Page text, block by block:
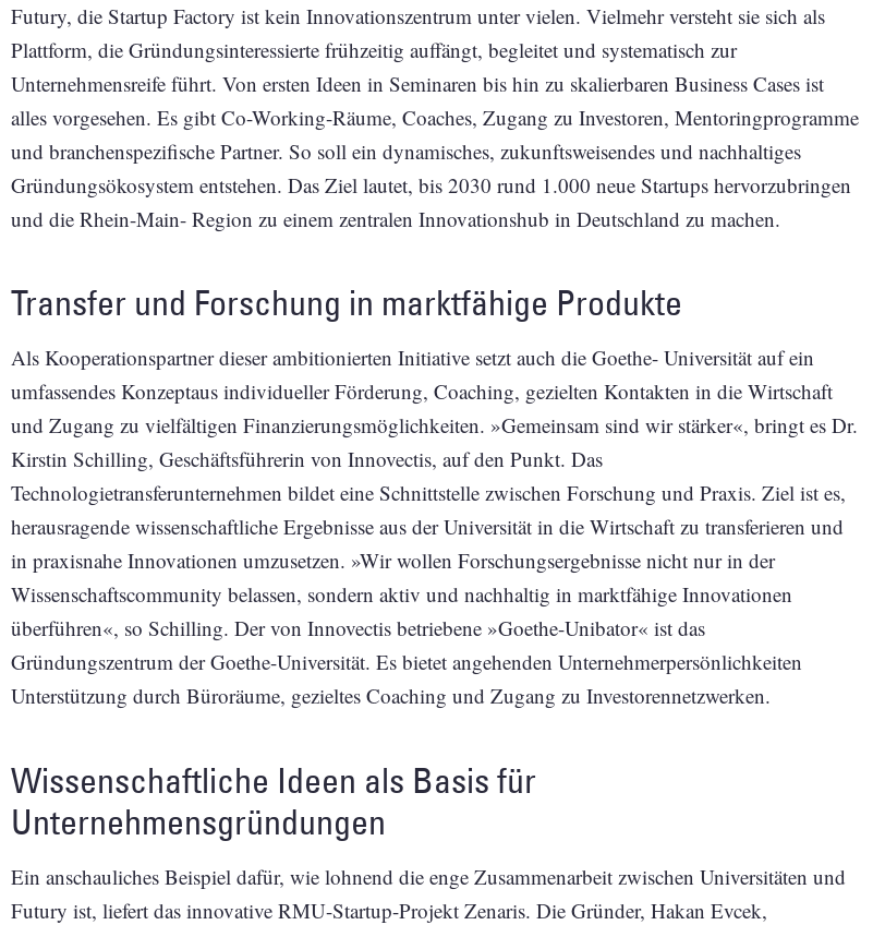
Futury, die Startup Factory ist kein Innovationszentrum unter vielen. Vielmehr versteht sie sich als
Plattform, die Gründungsinteressierte frühzeitig auffängt, begleitet und systematisch zur
Unternehmensreife führt. Von ersten Ideen in Seminaren bis hin zu skalierbaren Business Cases ist
alles vorgesehen. Es gibt Co-Working-Räume, Coaches, Zugang zu Investoren, Mentoringprogramme
und branchenspezifische Partner. So soll ein dynamisches, zukunftsweisendes und nachhaltiges
Gründungsökosystem entstehen. Das Ziel lautet, bis 2030 rund 1.000 neue Startups hervorzubringen
und die Rhein-Main- Region zu einem zentralen Innovationshub in Deutschland zu machen.
Transfer und Forschung in marktfähige Produkte
Als Kooperationspartner dieser ambitionierten Initiative setzt auch die Goethe- Universität auf ein
umfassendes Konzeptaus individueller Förderung, Coaching, gezielten Kontakten in die Wirtschaft
und Zugang zu vielfältigen Finanzierungsmöglichkeiten. »Gemeinsam sind wir stärker«, bringt es Dr.
Kirstin Schilling, Geschäftsführerin von Innovectis, auf den Punkt. Das
Technologietransferunternehmen bildet eine Schnittstelle zwischen Forschung und Praxis. Ziel ist es,
herausragende wissenschaftliche Ergebnisse aus der Universität in die Wirtschaft zu transferieren und
in praxisnahe Innovationen umzusetzen. »Wir wollen Forschungsergebnisse nicht nur in der
Wissenschaftscommunity belassen, sondern aktiv und nachhaltig in marktfähige Innovationen
überführen«, so Schilling. Der von Innovectis betriebene »Goethe-Unibator« ist das
Gründungszentrum der Goethe-Universität. Es bietet angehenden Unternehmerpersönlichkeiten
Unterstützung durch Büroräume, gezieltes Coaching und Zugang zu Investorennetzwerken.
Wissenschaftliche Ideen als Basis für
Unternehmensgründungen
Ein anschauliches Beispiel dafür, wie lohnend die enge Zusammenarbeit zwischen Universitäten und
Futury ist, liefert das innovative RMU-Startup-Projekt Zenaris. Die Gründer, Hakan Evcek,